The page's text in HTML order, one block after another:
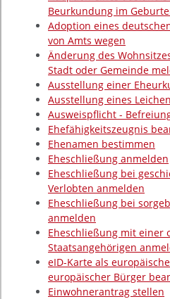
Beurkundung im
Adoption eines
von Amts wegen
Änderung des
Stadt oder Gemeinde
Ausstellung einer
Ausstellung eines
Ausweispflicht -
Ehefähigkeitszeugnis
Ehenamen bestimmen
Eheschließung anmelden
Eheschließung bei
Verlobten anmelden
Eheschließung bei
anmelden
Eheschließung mit einer
Staatsangehörigen
eID-Karte als
europäischer Bürger
Einwohnerantrag stellen